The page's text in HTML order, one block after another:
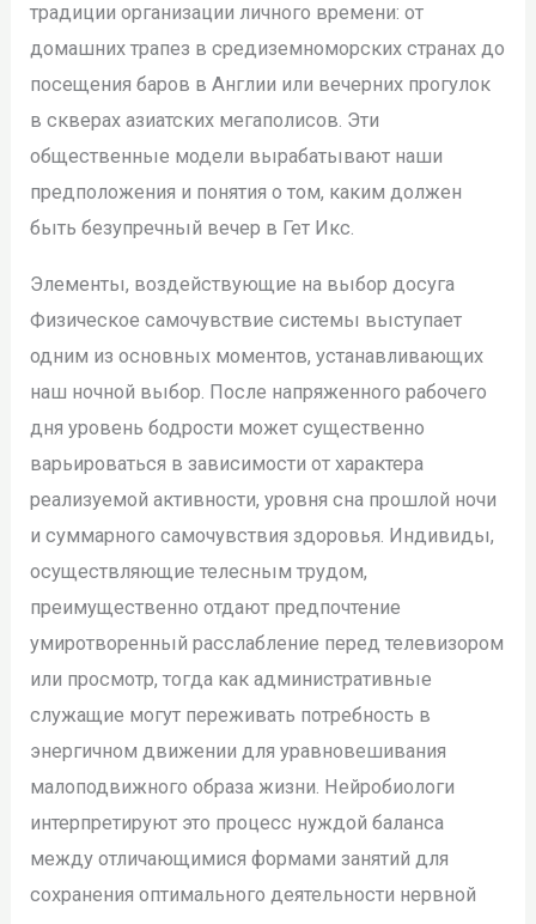
традиции организации личного времени: от
домашних трапез в средиземноморских странах до
посещения баров в Англии или вечерних прогулок
в скверах азиатских мегаполисов. Эти
общественные модели вырабатывают наши
предположения и понятия о том, каким должен
быть безупречный вечер в Гет Икс.
Элементы, воздействующие на выбор досуга
Физическое самочувствие системы выступает
одним из основных моментов, устанавливающих
наш ночной выбор. После напряженного рабочего
дня уровень бодрости может существенно
варьироваться в зависимости от характера
реализуемой активности, уровня сна прошлой ночи
и суммарного самочувствия здоровья. Индивиды,
осуществляющие телесным трудом,
преимущественно отдают предпочтение
умиротворенный расслабление перед телевизором
или просмотр, тогда как административные
служащие могут переживать потребность в
энергичном движении для уравновешивания
малоподвижного образа жизни. Нейробиологи
интерпретируют это процесс нуждой баланса
между отличающимися формами занятий для
сохранения оптимального деятельности нервной